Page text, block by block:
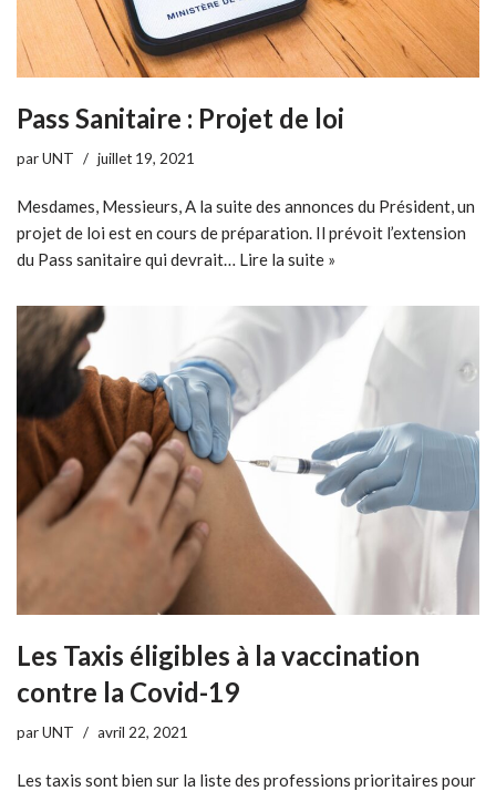
Pass Sanitaire : Projet de loi
parUNT juillet 19, 2021
Mesdames, Messieurs, A la suite des annonces du Président, un
projet de loi est en cours de préparation. Il prévoit l’extension
du Pass sanitaire qui devrait… Lire la suite »
Les Taxis éligibles à la vaccination
contre la Covid-19
parUNT avril 22, 2021
Les taxis sont bien sur la liste des professions prioritaires pour